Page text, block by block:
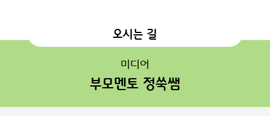
오시는 길
미디어
부모멘토 정쑥쌤